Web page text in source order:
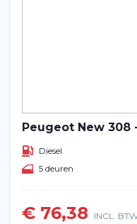
Peugeot New 308
Diesel
5 deuren
€ 76,38 INCL.